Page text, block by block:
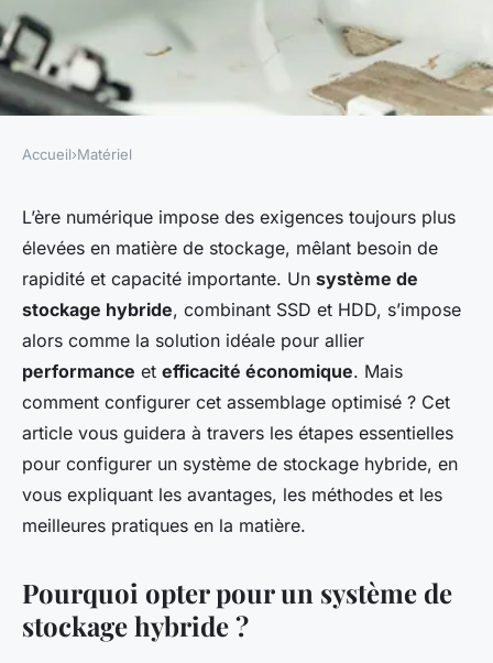
Comment configurer un
système de stockage hybride
(SSD + HDD) pour un
équilibre entre coût et
performance ?
Accueil›Matériel
L’ère numérique impose des exigences toujours plus
élevées en matière de stockage, mêlant besoin de
rapidité et capacité importante. Un système de
stockage hybride, combinant SSD et HDD, s’impose
alors comme la solution idéale pour allier
performance et efficacité économique. Mais
comment configurer cet assemblage optimisé ? Cet
article vous guidera à travers les étapes essentielles
pour configurer un système de stockage hybride, en
vous expliquant les avantages, les méthodes et les
meilleures pratiques en la matière.
Pourquoi opter pour un système de
stockage hybride ?